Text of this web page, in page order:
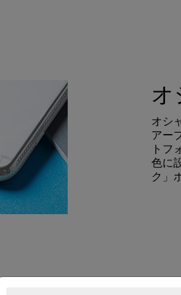
オ
オシ
アー
トフ
色に
ク」